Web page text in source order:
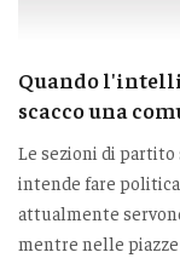
Quando
scacco una
Le sezioni di partito
intende fare
attualmente
mentre nelle piazze